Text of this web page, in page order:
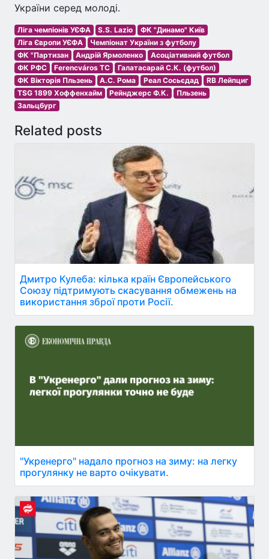
України серед молоді.
Ліга чемпіонів УЄФА S.S. Lazio
ФК "Динамо" Київ
Ліга Європи УЄФА
Чемпіонат України з футболу
ФК "Партизан
Андрій Ярмоленко
Асоціативний футбол
ФК РФС
Ferencváros TC
Галатасарай С.К. (футбол)
ФК Вікторія Пльзень
А.С. Рома Реал Сосьєдад
RB Лейпциг
TSG 1899 Хоффенхайм
Рейнджерс Ф.К.
Пльзень
Зальцбург
Related posts
Дмитро Кулеба: кілька країн Європейського
Союзу підтримують скасування обмежень на
використання зброї проти Росії.
"Укренерго" надало прогноз на зиму: на легку
прогулянку не варто очікувати.